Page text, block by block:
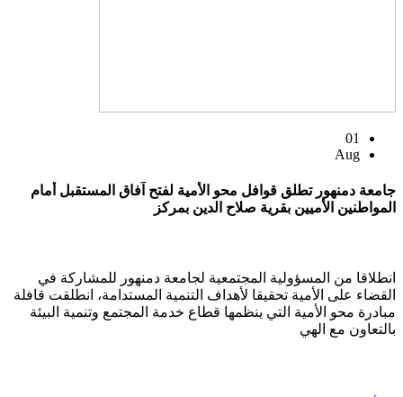
01
Aug
جامعة دمنهور تطلق قوافل محو الأمية لفتح آفاق المستقبل أمام
المواطنين الأميين بقرية صلاح الدين بمركز
انطلاقا من المسؤولية المجتمعية لجامعة دمنهور للمشاركة في
القضاء على الأمية تحقيقا لأهداف التنمية المستدامة، انطلقت قافلة
مبادرة محو الأمية التي ينظمها قطاع خدمة المجتمع وتنمية البيئة
بالتعاون مع الهي